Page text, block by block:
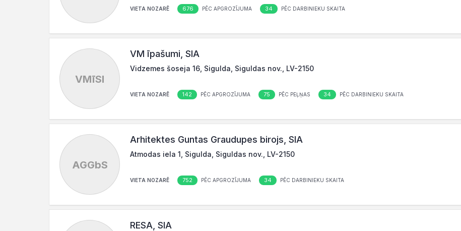
VIETA NOZARĒ 676 PĒC APGROZĪJUMA 34 PĒC DARBINIEKU SKAITA
VMīSI
VM īpašumi, SIA
Vidzemes šoseja 16, Sigulda, Siguldas nov., LV-2150
VIETA NOZARĒ 142 PĒC APGROZĪJUMA 75 PĒC PEĻŅAS 34 PĒC DARBINIEKU SKAITA
AGGbS
Arhitektes Guntas Graudupes birojs, SIA
Atmodas iela 1, Sigulda, Siguldas nov., LV-2150
VIETA NOZARĒ 752 PĒC APGROZĪJUMA 34 PĒC DARBINIEKU SKAITA
RESA, SIA